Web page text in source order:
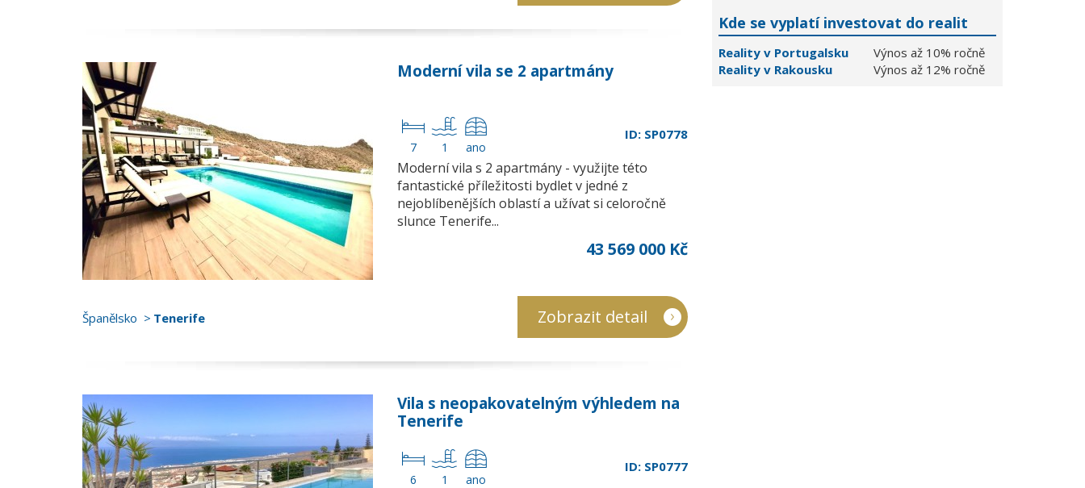
Moderní vila se 2 apartmány
7 1 ano
ID: SP0778
Moderní vila s 2 apartmány - využijte této
fantastické příležitosti bydlet v jedné z
nejoblíbenějších oblastí a užívat si celoročně
slunce Tenerife...
43 569 000 Kč
Španělsko Tenerife Zobrazit detail
Vila s neopakovatelným výhledem na
Tenerife
6 1 ano
ID: SP0777
Kde se vyplatí investovat do realit
Reality v Portugalsku
Výnos až 10% ročně
Reality v Rakousku
Výnos až 12% ročně